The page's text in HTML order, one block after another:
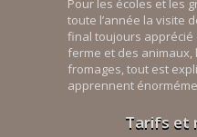
Pour les écoles et les
toute l’année la visite
final toujours apprécié
ferme et des
fromages, tout est
apprennent
Tarifs et